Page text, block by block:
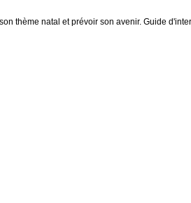
thème natal et prévoir son avenir. Guide